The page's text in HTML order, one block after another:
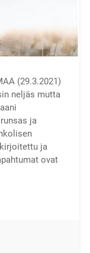
(29.3.2021)
neljäs mutta
ja
ja
ovat